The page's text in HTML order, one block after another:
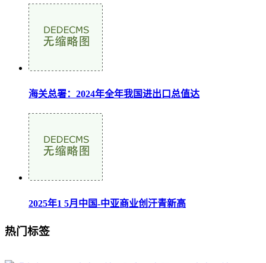
海关总署：2024年全年我国进出口总值达
2025年1 5月中国-中亚商业创汗青新高
热门标签